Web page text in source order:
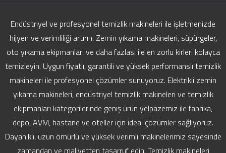
Endüstriyel ve profesyonel temizlik makineleri ile işletmenizde
hijyen ve verimliliği artırın. Zemin yıkama makineleri, süpürgeler,
oto yıkama ekipmanları ve daha fazlası ile en zorlu kirleri kolayca
temizleyin. Uygun fiyatlı, garantili ve yüksek performanslı temizlik
makineleri ile profesyonel çözümler sunuyoruz. Elektrikli zemin
yıkama makineleri, endüstriyel temizlik makineleri ve temizlik
ekipmanları kategorilerinde geniş ürün yelpazemiz ile fabrika,
depo, AVM, hastane ve oteller için ideal çözümler sağlıyoruz.
Dayanıklı, uzun ömürlü ve yüksek verimli makinelerimiz sayesinde
zamandan ve maliyetten tasarruf edin. Temizlik makineleri